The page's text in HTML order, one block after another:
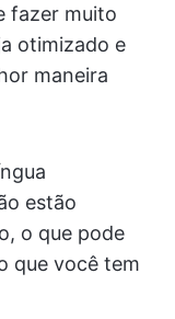
fazer muito
otimizado e
maneira
estão
o que pode
que você tem